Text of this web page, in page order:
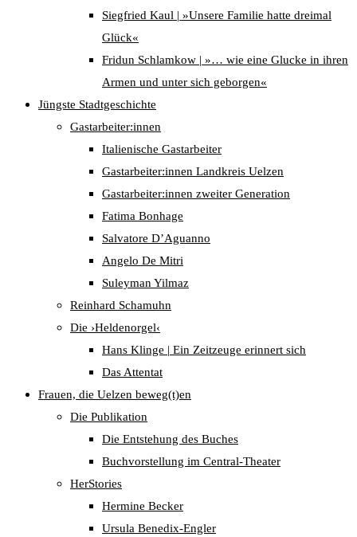
Siegfried Kaul | »Unsere Familie hatte dreimal
Glück«
Fridun Schlamkow | »… wie eine Glucke in ihren
Armen und unter sich geborgen«
Jüngste Stadtgeschichte
Gastarbeiter:innen
Italienische Gastarbeiter
Gastarbeiter:innen Landkreis Uelzen
Gastarbeiter:innen zweiter Generation
Fatima Bonhage
Salvatore D’Aguanno
Angelo De Mitri
Suleyman Yilmaz
Reinhard Schamuhn
Die ›Heldenorgel‹
Hans Klinge | Ein Zeitzeuge erinnert sich
Das Attentat
Frauen, die Uelzen beweg(t)en
Die Publikation
Die Entstehung des Buches
Buchvorstellung im Central-Theater
HerStories
Hermine Becker
Ursula Benedix-Engler